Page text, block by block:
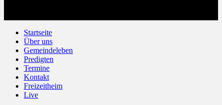
Startseite
Über uns
Gemeindeleben
Predigten
Termine
Kontakt
Freizeitheim
Live